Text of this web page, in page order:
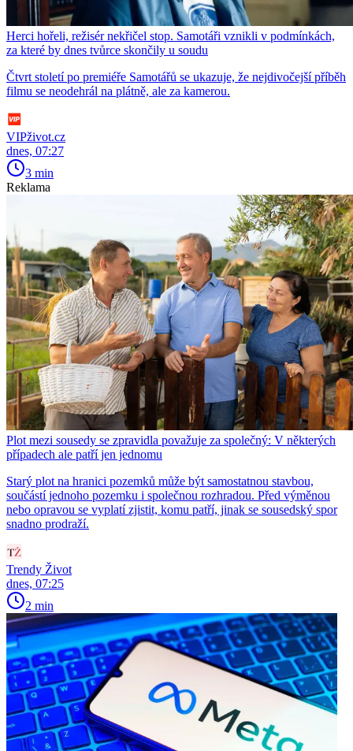
Herci hořeli, režisér nekřičel stop. Samotáři vznikli v podmínkách,
za které by dnes tvůrce skončily u soudu
Čtvrt století po premiéře Samotářů se ukazuje, že nejdivočejší příběh
filmu se neodehrál na plátně, ale za kamerou.
VIPživot.cz
dnes, 07:27
3 min
Reklama
Plot mezi sousedy se zpravidla považuje za společný: V některých
případech ale patří jen jednomu
Starý plot na hranici pozemků může být samostatnou stavbou,
součástí jednoho pozemku i společnou rozhradou. Před výměnou
nebo opravou se vyplatí zjistit, komu patří, jinak se sousedský spor
snadno prodraží.
Trendy Život
dnes, 07:25
2 min